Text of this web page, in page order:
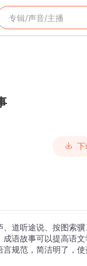
下
道听途说、按图索
语故事可以提高语文
规范，简洁明了，